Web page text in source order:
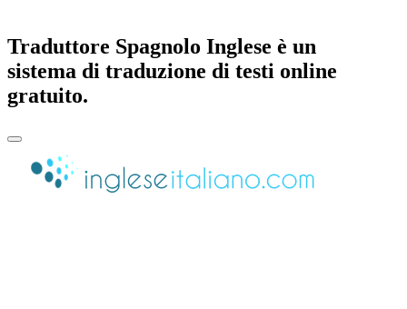
Traduttore Spagnolo Inglese è un
sistema di traduzione di testi online
gratuito.